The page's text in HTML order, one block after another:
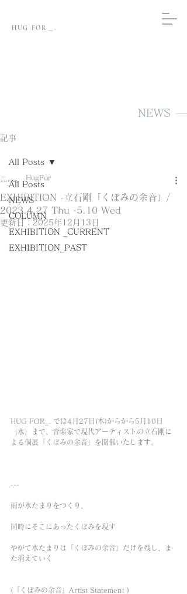
HUG FOR＿.
NEWS
記事
All Posts
NEWS
COLUMN
EXHIBITION _CURRENT
EXHIBITION_PAST
All Posts
EXHIBITION -立石剛「くぼみの余音」/
2023.4.27 Thu -5.10 Wed
HugFor
更新日： 2025年12月13日
HUG FOR_. では4月27日(木)からから5月10日
（水）まで、音楽家で現代アーティストの立石剛に
よる個展「くぼみの余音」を開催いたします。
---
雨が水たまりをつくり、
同時にそこにあったくぼみを現す
やがて水たまりは「くぼみの余音」だけを残し、ま
た消えていく
(「 くぼみの余音 」Artist Statement )